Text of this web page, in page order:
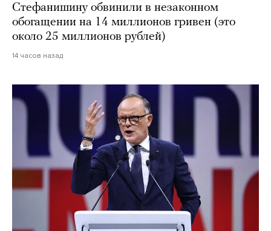
Стефанишину обвинили в незаконном
обогащении на 14 миллионов гривен (это
около 25 миллионов рублей)
14 часов назад